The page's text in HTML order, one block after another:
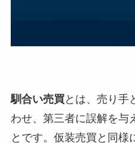
馴合い売買とは、売り手
わせ、第三者に誤解を与
とです。仮装売買と同様